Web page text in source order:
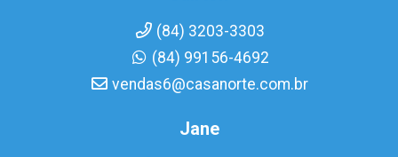
(84) 3203-3303
(84) 99156-4692
vendas6@casanorte.com.br
Jane